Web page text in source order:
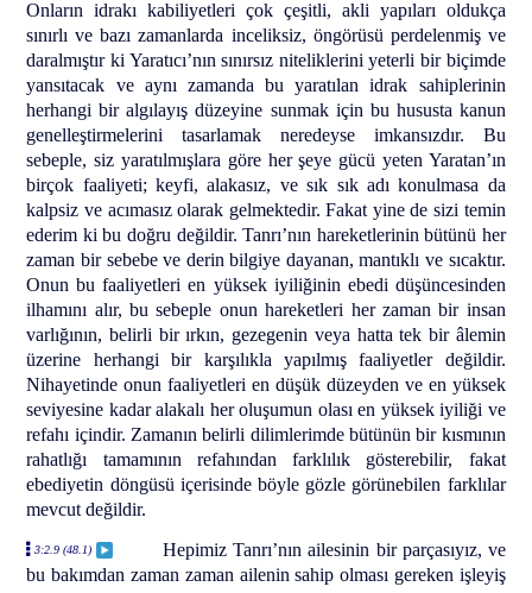
Onların idrakı kabiliyetleri çok çeşitli, akli yapıları oldukça
sınırlı ve bazı zamanlarda inceliksiz, öngörüsü perdelenmiş ve
daralmıştır ki Yaratıcı’nın sınırsız niteliklerini yeterli bir biçimde
yansıtacak ve aynı zamanda bu yaratılan idrak sahiplerinin
herhangi bir algılayış düzeyine sunmak için bu hususta kanun
genelleştirmelerini tasarlamak neredeyse imkansızdır. Bu
sebeple, siz yaratılmışlara göre her şeye gücü yeten Yaratan’ın
birçok faaliyeti; keyfi, alakasız, ve sık sık adı konulmasa da
kalpsiz ve acımasız olarak gelmektedir. Fakat yine de sizi temin
ederim ki bu doğru değildir. Tanrı’nın hareketlerinin bütünü her
zaman bir sebebe ve derin bilgiye dayanan, mantıklı ve sıcaktır.
Onun bu faaliyetleri en yüksek iyiliğinin ebedi düşüncesinden
ilhamını alır, bu sebeple onun hareketleri her zaman bir insan
varlığının, belirli bir ırkın, gezegenin veya hatta tek bir âlemin
üzerine herhangi bir karşılıkla yapılmış faaliyetler değildir.
Nihayetinde onun faaliyetleri en düşük düzeyden ve en yüksek
seviyesine kadar alakalı her oluşumun olası en yüksek iyiliği ve
refahı içindir. Zamanın belirli dilimlerimde bütünün bir kısmının
rahatlığı tamamının refahından farklılık gösterebilir, fakat
ebediyetin döngüsü içerisinde böyle gözle görünebilen farklılar
mevcut değildir.
3:2.9 (48.1)
Hepimiz Tanrı’nın ailesinin bir parçasıyız, ve
bu bakımdan zaman zaman ailenin sahip olması gereken işleyiş